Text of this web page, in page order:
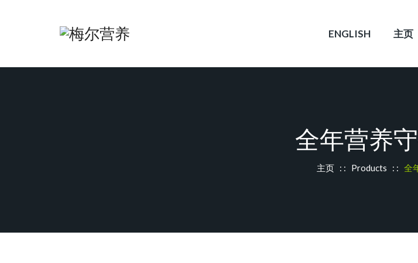
ENGLISH 主页
全年营养
主页: : Products : : 全